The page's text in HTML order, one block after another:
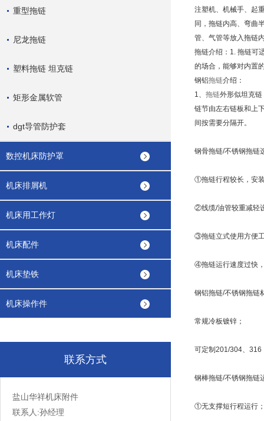
重型拖链
尼龙拖链
塑料拖链 坦克链
矩形金属软管
dgt导管防护套
数控机床防护罩
机床排屑机
机床用工作灯
机床配件
机床垫铁
机床操作件
联系方式
盐山华祥机床附件
联系人:孙经理
注塑机、机械手、起
同，拖链内高、弯曲
管、气管等放入拖链
拖链介绍：1. 拖链可
的场合，能够对内置
钢铝拖链介绍：
1、 拖链外形似坦克
链节由左右链板和上
间按需要分隔开。
钢骨拖链/不锈钢拖链
①拖链行程较长，安
②线缆/油管较重减轻
③拖链立式使用方便
④拖链运行速度过快
钢铝拖链/不锈钢拖链
常规冷板镀锌；
可定制201/304、316
钢棒拖链/不锈钢拖链
①无支撑短行程运行